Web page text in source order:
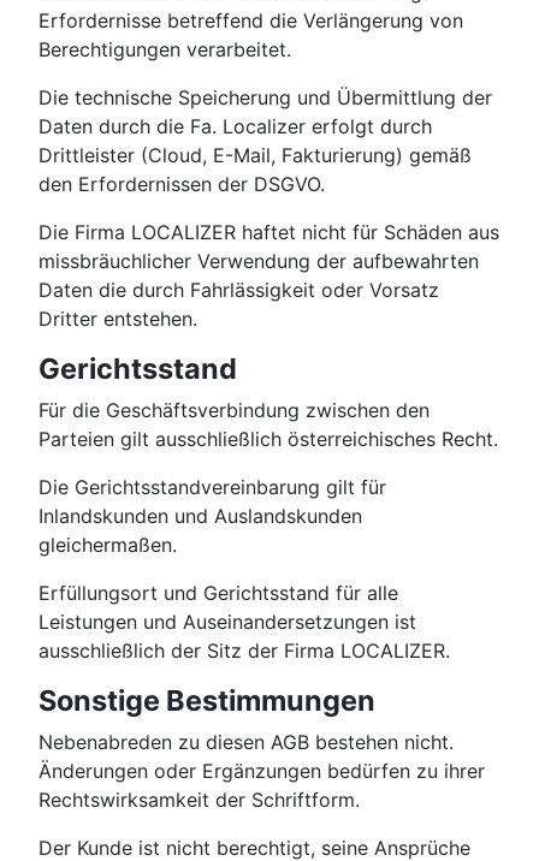
Erfordernisse betreffend die Verlängerung von
Berechtigungen verarbeitet.
Die technische Speicherung und Übermittlung der
Daten durch die Fa. Localizer erfolgt durch
Drittleister (Cloud, E-Mail, Fakturierung) gemäß
den Erfordernissen der DSGVO.
Die Firma LOCALIZER haftet nicht für Schäden aus
missbräuchlicher Verwendung der aufbewahrten
Daten die durch Fahrlässigkeit oder Vorsatz
Dritter entstehen.
Gerichtsstand
Für die Geschäftsverbindung zwischen den
Parteien gilt ausschließlich österreichisches Recht.
Die Gerichtsstandvereinbarung gilt für
Inlandskunden und Auslandskunden
gleichermaßen.
Erfüllungsort und Gerichtsstand für alle
Leistungen und Auseinandersetzungen ist
ausschließlich der Sitz der Firma LOCALIZER.
Sonstige Bestimmungen
Nebenabreden zu diesen AGB bestehen nicht.
Änderungen oder Ergänzungen bedürfen zu ihrer
Rechtswirksamkeit der Schriftform.
Der Kunde ist nicht berechtigt, seine Ansprüche